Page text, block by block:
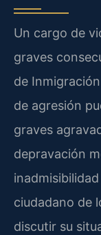
Un cargo de
graves
de
de agresión
graves
depravación
ciudadano de
discutir su